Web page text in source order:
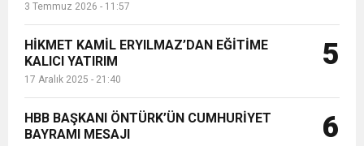
3 Temmuz 2026 - 11:57
HİKMET KAMİL ERYILMAZ’DAN EĞİTİME
KALICI YATIRIM
17 Aralık 2025 - 21:40
5
HBB BAŞKANI ÖNTÜRK’ÜN CUMHURİYET
BAYRAMI MESAJI
6